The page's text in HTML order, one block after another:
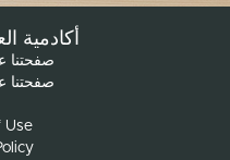
© أكادمية
صفحتنا
صفحتنا
Use